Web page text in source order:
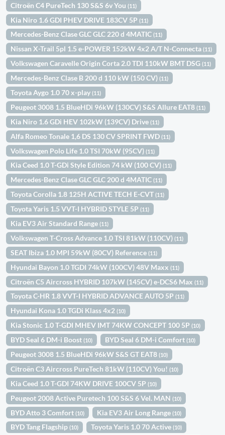
Citroën C4 PureTech 130 S&S 6v You(11)
Kia Niro 1.6 GDI PHEV DRIVE 183CV 5P(11)
Mercedes-Benz Clase GLC GLC 220 d 4MATIC(11)
Nissan X-Trail 5pl 1.5 e-POWER 152kW 4x2 A/T N-Connecta(11)
Volkswagen Caravelle Origin Corta 2.0 TDI 110kW BMT DSG(11)
Mercedes-Benz Clase B 200 d 110 kW (150 CV)(11)
Toyota Aygo 1.0 70 x-play(11)
Peugeot 3008 1.5 BlueHDi 96kW (130CV) S&S Allure EAT8(11)
Kia Niro 1.6 GDi HEV 102kW (139CV) Drive(11)
Alfa Romeo Tonale 1,6 DS 130 CV SPRINT FWD(11)
Volkswagen Polo Life 1.0 TSI 70kW (95CV)(11)
Kia Ceed 1.0 T-GDi Style Edition 74 kW (100 CV)(11)
Mercedes-Benz Clase GLC GLC 200 d 4MATIC(11)
Toyota Corolla 1.8 125H ACTIVE TECH E-CVT(11)
Toyota Yaris 1.5 VVT-I HYBRID STYLE 5P(11)
Kia EV3 Air Standard Range(11)
Volkswagen T-Cross Advance 1.0 TSI 81kW (110CV)(11)
SEAT Ibiza 1.0 MPI 59kW (80CV) Reference(11)
Hyundai Bayon 1.0 TGDI 74kW (100CV) 48V Maxx(11)
Citroën C5 Aircross HYBRID 107kW (145CV) e-DCS6 Max(11)
Toyota C-HR 1.8 VVT-I HYBRID ADVANCE AUTO 5P(11)
Hyundai Kona 1.0 TGDi Klass 4x2(10)
Kia Stonic 1.0 T-GDI MHEV IMT 74KW CONCEPT 100 5P(10)
BYD Seal 6 DM-i Boost(10) BYD Seal 6 DM-i Comfort(10)
Peugeot 3008 1.5 BlueHDi 96kW S&S GT EAT8(10)
Citroën C3 Aircross PureTech 81kW (110CV) You!(10)
Kia Ceed 1.0 T-GDI 74KW DRIVE 100CV 5P(10)
Peugeot 2008 Active Puretech 100 S&S 6 Vel. MAN(10)
BYD Atto 3 Comfort(10) Kia EV3 Air Long Range(10)
BYD Tang Flagship(10) Toyota Yaris 1.0 70 Active(10)